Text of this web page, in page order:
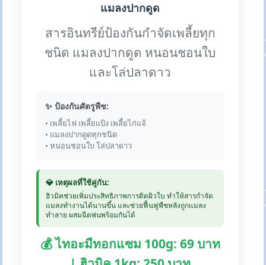
แมลงปากดูด
สารอินทรีย์ป้องกันกำจัดเพลี้ยทุก
ชนิด แมลงปากดูด หนอนชอนใบ
และโล่ปลาดาว
✨ ป้องกันศัตรูพืช:
• เพลี้ยไฟ เพลี้ยแป้ง เพลี้ยไก่แจ้
• แมลงปากดูดทุกชนิด
• หนอนชอนใบ โล่ปลาดาว
💎 เหตุผลที่ใช้คู่กัน:
ฮิวมิคช่วยเพิ่มประสิทธิภาพการติดผิวใบ ทำให้สารกำจัด
แมลงทำงานได้นานขึ้น และช่วยฟื้นฟูพืชหลังถูกแมลง
ทำลาย ผสมฉีดพ่นพร้อมกันได้
💰 ไทอะมีทอกแซม 100g: 69 บาท